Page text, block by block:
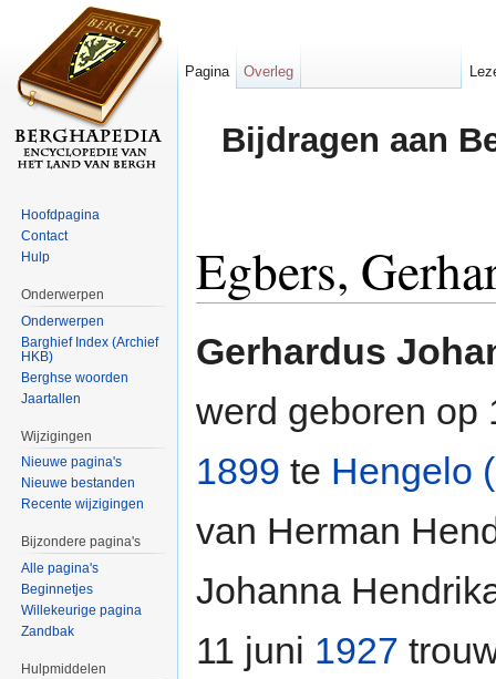
Bijdragen aan
Egbers,
Gerhardus
werd geboren op
1899 te Hengelo
van Herman
Johanna
11 juni 1927
Pagina Overleg
Hoofdpagina
Contact
Hulp
Onderwerpen
Onderwerpen
Barghief Index (Archief
HKB)
Berghse woorden
Jaartallen
Wijzigingen
Nieuwe pagina's
Nieuwe bestanden
Recente wijzigingen
Bijzondere pagina's
Alle pagina's
Beginnetjes
Willekeurige pagina
Zandbak
Hulpmiddelen